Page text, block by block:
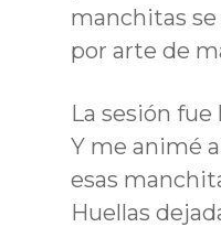
manchitas
por arte de
La sesión fue
Y me animé
esas
Huellas